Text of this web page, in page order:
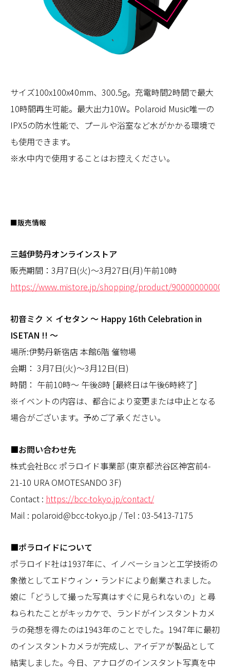
サイズ100x100x40mm、300.5g。充電時間2時間で最大
10時間再生可能。最大出力10W。Polaroid Music唯一の
IPX5の防水性能で、プールや浴室など水がかかる環境で
も使用できます。
※水中内で使用することはお控えください。
■販売情報
三越伊勢丹オンラインストア
販売期間：3月7日(火)～3月27日(月)午前10時
https://www.mistore.jp/shopping/product/
初音ミク × イセタン ～ Happy 16th Celebration in
ISETAN !! ～
場所:伊勢丹新宿店 本館6階 催物場
会期： 3月7日(火)～3月12日(日)
時間： 午前10時〜 午後8時 [最終日は午後6時終了]
※イベントの内容は、都合により変更または中止となる
場合がございます。予めご了承ください。
■お問い合わせ先
株式会社Bcc ポラロイド事業部 (東京都渋谷区神宮前4-
21-10 URA OMOTESANDO 3F)
Contact : https://bcc-tokyo.jp/contact/
Mail : polaroid@bcc-tokyo.jp / Tel : 03-5413-7175
■ポラロイドについて
ポラロイド社は1937年に、イノベーションと工学技術の
象徴としてエドウィン・ランドにより創業されました。
娘に「どうして撮った写真はすぐに見られないの」と尋
ねられたことがキッカケで、ランドがインスタントカメ
ラの発想を得たのは1943年のことでした。1947年に最初
のインスタントカメラが完成し、アイデアが製品として
結実しました。今日、アナログのインスタント写真を中